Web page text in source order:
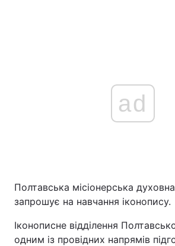
ad
Полтавська місіонерська
запрошує на навчання іконопису.
Іконописне відділення
одним із провідних напрямів